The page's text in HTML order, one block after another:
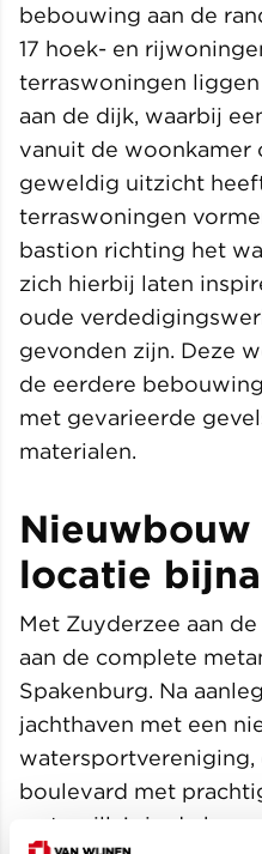
bebouwing aan de
17 hoek- en
terraswoningen
aan de dijk, waarbij
vanuit de woonkamer
geweldig uitzicht
terraswoningen
bastion richting het
zich hierbij laten
oude
gevonden zijn. Deze
de eerdere
met gevarieerde
materialen.
locatie
Met Zuyderzee aan
aan de complete
Spakenburg. Na
jachthaven met een
watersportvereniging,
boulevard met
watervilla’s in de